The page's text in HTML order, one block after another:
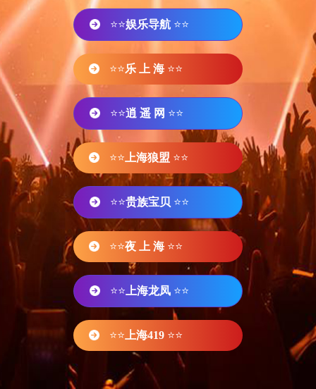
⭐⭐娱乐导航 ⭐⭐
⭐⭐乐 上 海 ⭐⭐
⭐⭐逍 遥 网 ⭐⭐
⭐⭐ 上海狼盟 ⭐⭐
⭐⭐贵族宝贝 ⭐⭐
⭐⭐夜 上 海 ⭐⭐
⭐⭐ 上海龙凤 ⭐⭐
⭐⭐ 上海419 ⭐⭐